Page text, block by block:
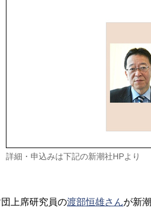
詳細・申込みは下記の新潮社HPより
上席研究員の渡部恒雄さんが新